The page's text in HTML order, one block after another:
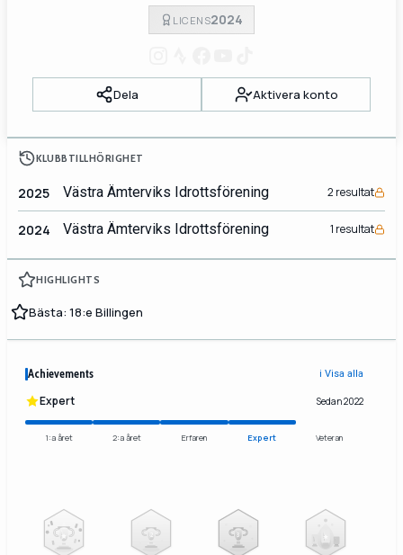
LICENS2024
Dela Aktivera konto
KLUBBTILLHÖRIGHET
2025 Västra Ämterviks Idrottsförening 2 resultat
2024 Västra Ämterviks Idrottsförening 1 resultat
HIGHLIGHTS
Bästa: 18:e Billingen
Achievements ℹ️ Visa alla
Expert Sedan 2022
1:a året 2:a året Erfaren Expert Veteran
3